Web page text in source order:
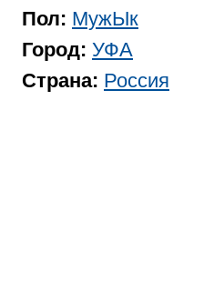
Пол: МужЫк
Город: УФА
Страна: Россия